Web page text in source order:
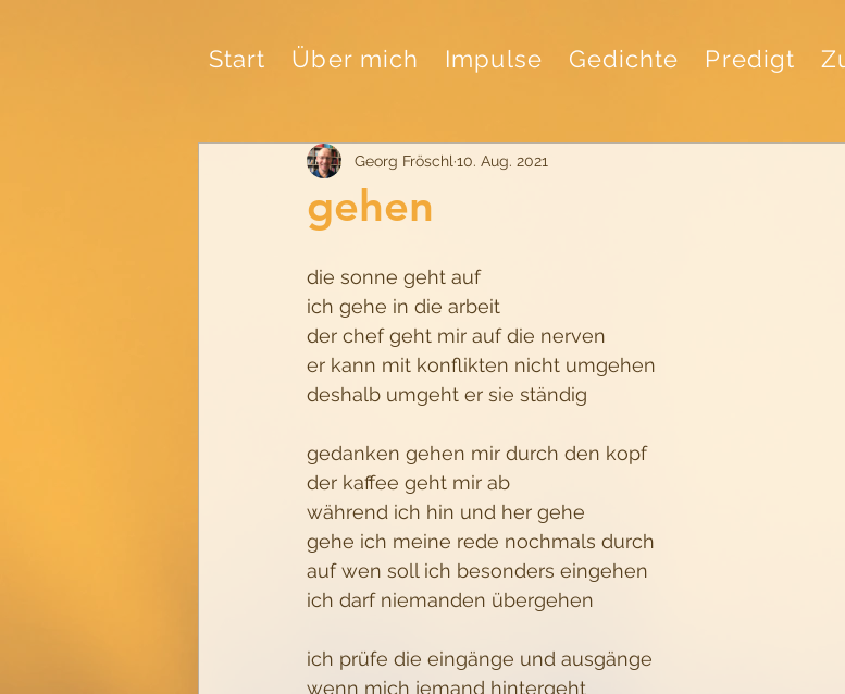
Start Über mich Impulse Gedichte Predigt
gehen
Georg Fröschl 10. Aug. 2021
die sonne geht auf
ich gehe in die arbeit
der chef geht mir auf die nerven
er kann mit konflikten nicht umgehen
deshalb umgeht er sie ständig
gedanken gehen mir durch den kopf
der kaffee geht mir ab
während ich hin und her gehe
gehe ich meine rede nochmals durch
auf wen soll ich besonders eingehen
ich darf niemanden übergehen
ich prüfe die eingänge und ausgänge
wenn mich jemand hintergeht